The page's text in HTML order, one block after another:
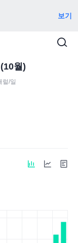
보기
월)
럴/일